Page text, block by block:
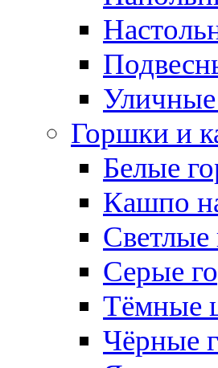
Горшки и
Белые
Кашпо
Серые
Тёмные
Чёрные